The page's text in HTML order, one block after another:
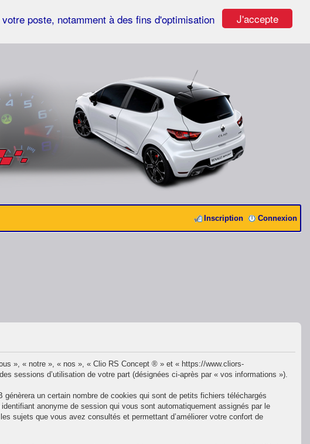
J'accepte
poste, notamment à des fins d'optimisation
Connexion
Inscription
», « notre », « nos », « Clio RS Concept ® » et « https://www.cliors-
sessions d’utilisation de votre part (désignées ci-après par « vos informations »).
un certain nombre de cookies qui sont de petits fichiers téléchargés
anonyme de session qui vous sont automatiquement assignés par le
sujets que vous avez consultés et permettant d’améliorer votre confort de